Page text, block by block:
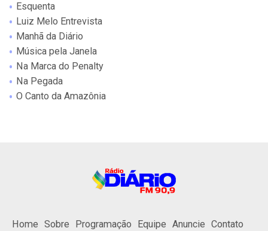
Esquenta
Luiz Melo Entrevista
Manhã da Diário
Música pela Janela
Na Marca do Penalty
Na Pegada
O Canto da Amazônia
Home Sobre Programação Equipe Anuncie Contato